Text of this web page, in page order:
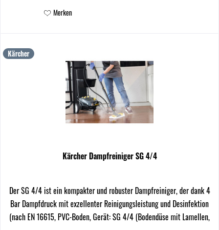
Merken
Kärcher
Kärcher Dampfreiniger SG 4/4
Der SG 4/4 ist ein kompakter und robuster Dampfreiniger, der dank 4
Bar Dampfdruck mit exzellenter Reinigungsleistung und Desinfektion
(nach EN 16615, PVC-Boden, Gerät: SG 4/4 (Bodendüse mit Lamellen,